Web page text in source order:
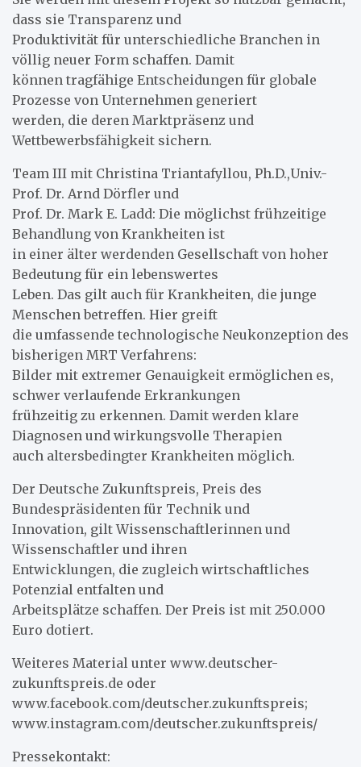
dass sie Transparenz und
Produktivität für unterschiedliche Branchen in
völlig neuer Form schaffen. Damit
können tragfähige Entscheidungen für globale
Prozesse von Unternehmen generiert
werden, die deren Marktpräsenz und
Wettbewerbsfähigkeit sichern.
Team III mit Christina Triantafyllou, Ph.D.,Univ.-
Prof. Dr. Arnd Dörfler und
Prof. Dr. Mark E. Ladd: Die möglichst frühzeitige
Behandlung von Krankheiten ist
in einer älter werdenden Gesellschaft von hoher
Bedeutung für ein lebenswertes
Leben. Das gilt auch für Krankheiten, die junge
Menschen betreffen. Hier greift
die umfassende technologische Neukonzeption des
bisherigen MRT Verfahrens:
Bilder mit extremer Genauigkeit ermöglichen es,
schwer verlaufende Erkrankungen
frühzeitig zu erkennen. Damit werden klare
Diagnosen und wirkungsvolle Therapien
auch altersbedingter Krankheiten möglich.
Der Deutsche Zukunftspreis, Preis des
Bundespräsidenten für Technik und
Innovation, gilt Wissenschaftlerinnen und
Wissenschaftler und ihren
Entwicklungen, die zugleich wirtschaftliches
Potenzial entfalten und
Arbeitsplätze schaffen. Der Preis ist mit 250.000
Euro dotiert.
Weiteres Material unter www.deutscher-
zukunftspreis.de oder
www.facebook.com/deutscher.zukunftspreis;
www.instagram.com/deutscher.zukunftspreis/
Pressekontakt: